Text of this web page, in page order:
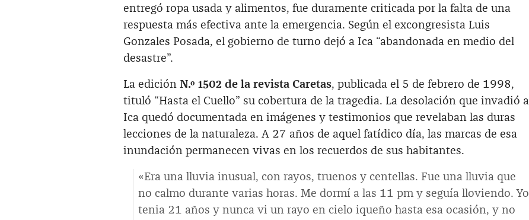
entregó ropa usada y alimentos, fue duramente criticada por la falta de una
respuesta más efectiva ante la emergencia. Según el excongresista Luis
Gonzales Posada, el gobierno de turno dejó a Ica “abandonada en medio del
desastre”.
La edición N.º 1502 de la revista Caretas, publicada el 5 de febrero de 1998,
tituló “Hasta el Cuello” su cobertura de la tragedia. La desolación que invadió a
Ica quedó documentada en imágenes y testimonios que revelaban las duras
lecciones de la naturaleza. A 27 años de aquel fatídico día, las marcas de esa
inundación permanecen vivas en los recuerdos de sus habitantes.
«Era una lluvia inusual, con rayos, truenos y centellas. Fue una lluvia que
no calmo durante varias horas. Me dormí a las 11 pm y seguía lloviendo. Yo
tenia 21 años y nunca vi un rayo en cielo iqueño hasta esa ocasión, y no